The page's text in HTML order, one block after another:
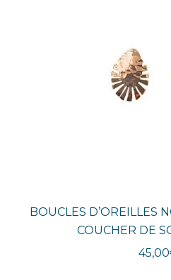
BOUCLES D’OREILLES
COUCHER DE
45,00